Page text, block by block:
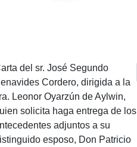
del sr. José Segundo
Cordero, dirigida a la
Leonor Oyarzún de Aylwin,
solicita haga entrega de los
adjuntos a su
esposo, Don Patricio